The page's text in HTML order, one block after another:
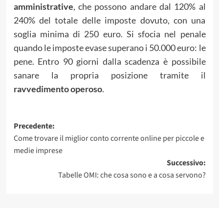
amministrative, che possono andare dal 120% al
240% del totale delle imposte dovuto, con una
soglia minima di 250 euro. Si sfocia nel penale
quando le imposte evase superano i 50.000 euro: le
pene. Entro 90 giorni dalla scadenza è possibile
sanare la propria posizione tramite il
ravvedimento operoso.
Navigazione
articolo
Precedente:
Come trovare il miglior conto corrente online per piccole e
medie imprese
Successivo:
Tabelle OMI: che cosa sono e a cosa servono?